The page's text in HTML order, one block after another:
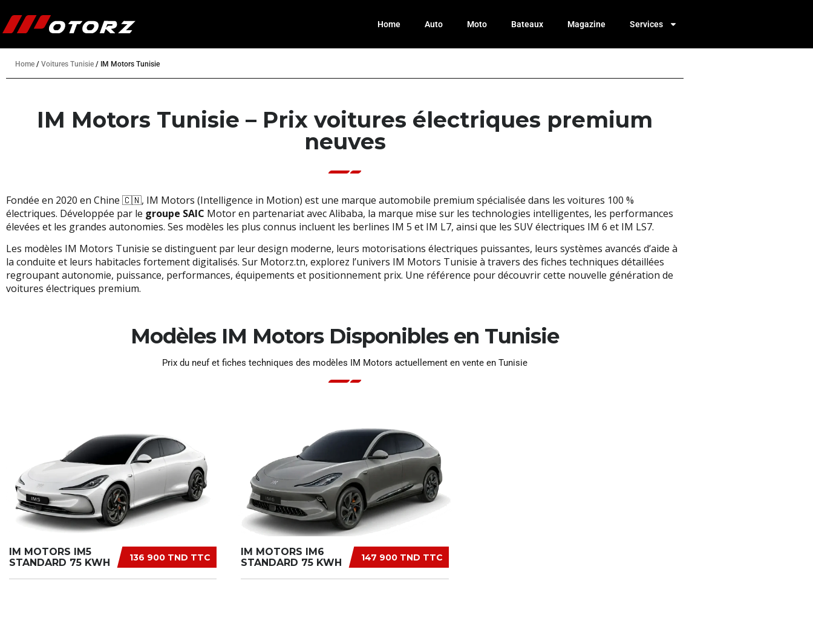
Home Auto Moto Bateaux Magazine Services
Home / Voitures Tunisie / IM Motors Tunisie
IM Motors Tunisie – Prix voitures électriques premium
neuves
Fondée en 2020 en Chine 🇨🇳, IM Motors (Intelligence in Motion) est une marque automobile premium spécialisée dans les voitures 100 %
électriques. Développée par le groupe SAIC Motor en partenariat avec Alibaba, la marque mise sur les technologies intelligentes, les performances
élevées et les grandes autonomies. Ses modèles les plus connus incluent les berlines IM 5 et IM L7, ainsi que les SUV électriques IM 6 et IM LS7.
Les modèles IM Motors Tunisie se distinguent par leur design moderne, leurs motorisations électriques puissantes, leurs systèmes avancés d’aide à
la conduite et leurs habitacles fortement digitalisés. Sur Motorz.tn, explorez l’univers IM Motors Tunisie à travers des fiches techniques détaillées
regroupant autonomie, puissance, performances, équipements et positionnement prix. Une référence pour découvrir cette nouvelle génération de
voitures électriques premium.
Modèles IM Motors Disponibles en Tunisie
Prix du neuf et fiches techniques des modèles IM Motors actuellement en vente en Tunisie
136 900 TND TTC
IM MOTORS IM5
STANDARD 75 KWH
147 900 TND TTC
IM MOTORS IM6
STANDARD 75 KWH